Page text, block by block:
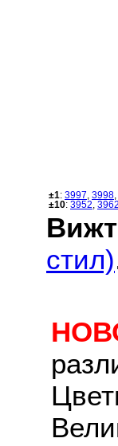
±1: 3997 3998
±10: 3952 3962
стил)